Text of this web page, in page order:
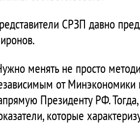
СРЗП давно
менять не просто
от Минэкономики
Президенту РФ.
которые